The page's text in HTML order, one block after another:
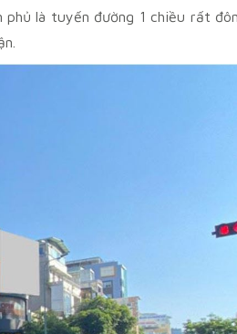
là tuyến đường 1 chiều rất